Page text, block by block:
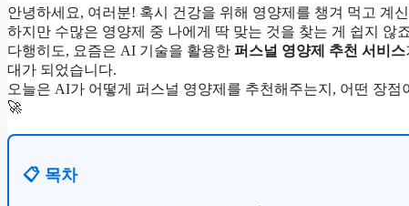
안녕하세요, 여러분! 혹시 건강을 위해 영양제를 챙겨 먹고 계
하지만 수많은 영양제 중 나에게 딱 맞는 것을 찾는 게 쉽지 않
다행히도, 요즘은 AI 기술을 활용한 퍼스널 영양제 추천 서비스
대가 되었습니다.
오늘은 AI가 어떻게 퍼스널 영양제를 추천해주는지, 어떤 장
🚀
📋 목차